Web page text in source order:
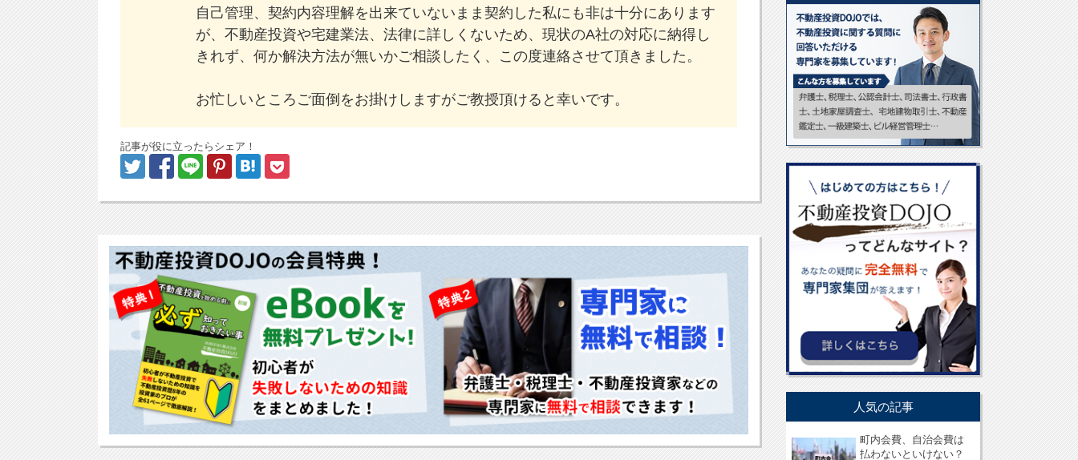
自己管理、契約内容理解を出来ていないまま契約した私にも非は十分にあります
が、不動産投資や宅建業法、法律に詳しくないため、現状のA社の対応に納得し
きれず、何か解決方法が無いかご相談したく、この度連絡させて頂きました。
お忙しいところご面倒をお掛けしますがご教授頂けると幸いです。
記事が役に立ったらシェア！
人気の記事
町内会費、自治会費は
払わないといけない？